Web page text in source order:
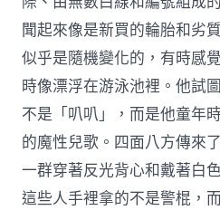
聞起來像是新買的輪胎和劣
似乎是隨機變化的，有時感
時像漂浮在游泳池裡。他試
不是「叭叭」，而是他童年
的魔性兒歌。四面八方傳來
一群穿著反光背心和戴著白
這些人手裡拿的不是警棍，